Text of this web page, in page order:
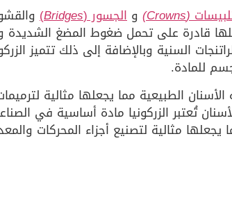
(Crowns) و الجسور (Bridges
)
قادرة على تحمل ضغوط المضغ
السنية وبالإضافة إلى ذلك تتميز
للمادة.
الطبيعية مما يجعلها مثالية
تُعتبر الزركونيا مادة أساسية في
يجعلها مثالية لتصنيع أجزاء المحركات